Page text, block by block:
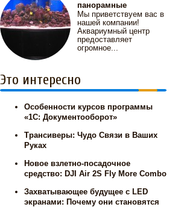
панорамные
Мы приветствуем вас в
нашей компании!
Аквариумный центр
предоставляет
огромное...
Это интересно
Особенности курсов программы
«1С: Документооборот»
Трансиверы: Чудо Связи в Ваших
Руках
Новое взлетно-посадочное
средство: DJI Air 2S Fly More Combo
Захватывающее будущее с LED
экранами: Почему они становятся